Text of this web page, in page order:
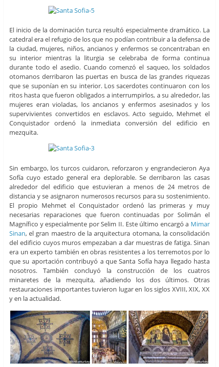
El inicio de la dominación turca resultó especialmente dramático. La
catedral era el refugio de los que no podían contribuir a la defensa de
la ciudad, mujeres, niños, ancianos y enfermos se concentraban en
su interior mientras la liturgia se celebraba de forma continua
durante todo el asedio. Cuando comenzó el saqueo, los soldados
otomanos derribaron las puertas en busca de las grandes riquezas
que se suponían en su interior. Los sacerdotes continuaron con los
ritos hasta que fueron obligados a interrumpirlos, a su alrededor, las
mujeres eran violadas, los ancianos y enfermos asesinados y los
supervivientes convertidos en esclavos. Acto seguido, Mehmet el
Conquistador ordenó la inmediata conversión del edificio en
mezquita.
Sin embargo, los turcos cuidaron, reforzaron y engrandecieron Aya
Sofía cuyo estado general era deplorable. Se derribaron las casas
alrededor del edificio que estuvieran a menos de 24 metros de
distancia y se asignaron numerosos recursos para su sostenimiento.
El propio Mehmet el Conquistador ordenó las primeras y muy
necesarias reparaciones que fueron continuadas por Solimán el
Magnífico y especialmente por Selim II. Este último encargó a Mimar
Sinan, el gran maestro de la arquitectura otomana, la consolidación
del edificio cuyos muros empezaban a dar muestras de fatiga. Sinan
era un experto también en obras resistentes a los terremotos por lo
que su aportación contribuyó a que Santa Sofía haya llegado hasta
nosotros. También concluyó la construcción de los cuatros
minaretes de la mezquita, añadiendo los dos últimos. Otras
restauraciones importantes tuvieron lugar en los siglos XVIII, XIX, XX
y en la actualidad.